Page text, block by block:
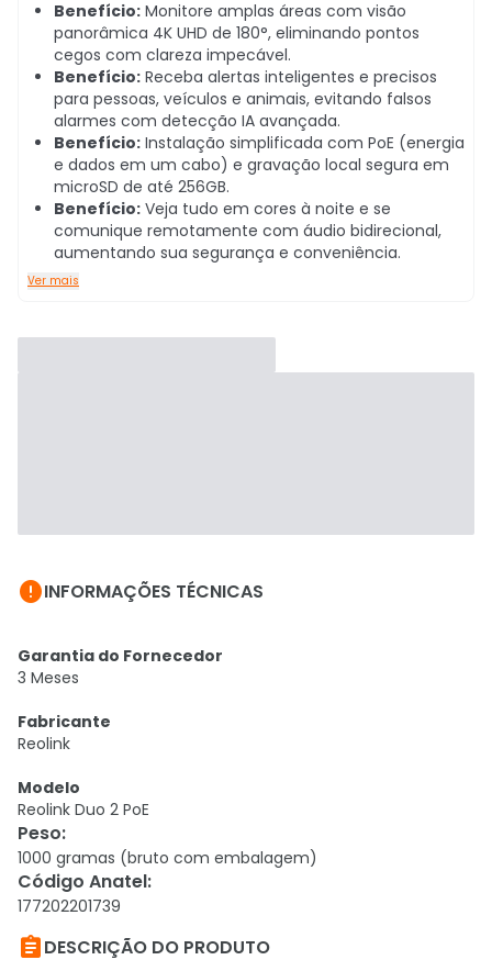
Benefício: Monitore amplas áreas com visão
panorâmica 4K UHD de 180°, eliminando pontos
cegos com clareza impecável.
Benefício: Receba alertas inteligentes e precisos
para pessoas, veículos e animais, evitando falsos
alarmes com detecção IA avançada.
Benefício: Instalação simplificada com PoE (energia
e dados em um cabo) e gravação local segura em
microSD de até 256GB.
Benefício: Veja tudo em cores à noite e se
comunique remotamente com áudio bidirecional,
aumentando sua segurança e conveniência.
Ver mais
INFORMAÇÕES TÉCNICAS
Garantia do Fornecedor
3 Meses
Fabricante
Reolink
Modelo
Reolink Duo 2 PoE
Peso:
1000 gramas (bruto com embalagem)
Código Anatel:
177202201739
DESCRIÇÃO DO PRODUTO